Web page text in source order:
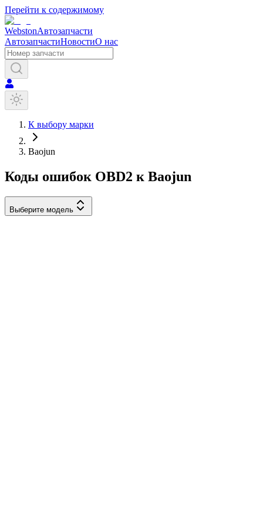
Перейти к содержимому
WebstonАвтозапчасти
АвтозапчастиНовостиО нас
К выбору марки
Baojun
Коды ошибок OBD2 к Baojun
Выберите модель